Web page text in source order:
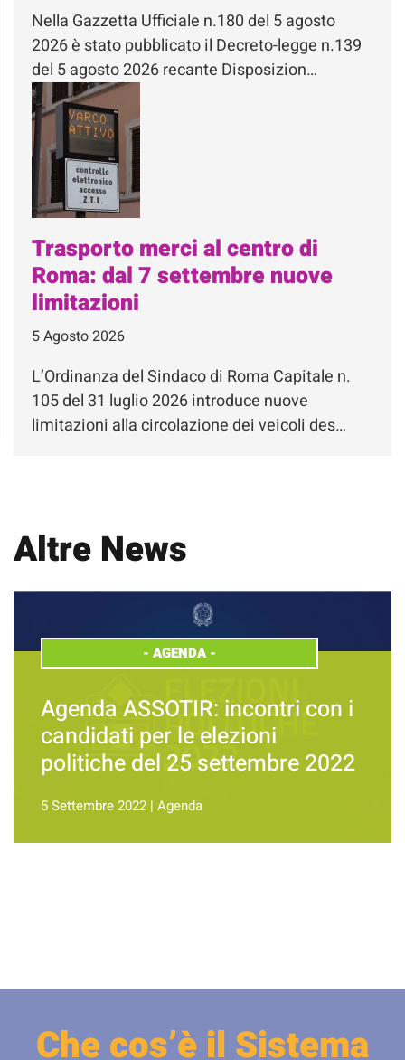
Nella Gazzetta Ufficiale n.180 del 5 agosto
2026 è stato pubblicato il Decreto-legge n.139
del 5 agosto 2026 recante Disposizion…
Trasporto merci al centro di
Roma: dal 7 settembre nuove
limitazioni
5 Agosto 2026
L’Ordinanza del Sindaco di Roma Capitale n.
105 del 31 luglio 2026 introduce nuove
limitazioni alla circolazione dei veicoli des…
Altre News
- AGENDA-
Agenda ASSOTIR: incontri con i
candidati per le elezioni
politiche del 25 settembre 2022
5 Settembre 2022 | Agenda
Che cos’è il Sistema